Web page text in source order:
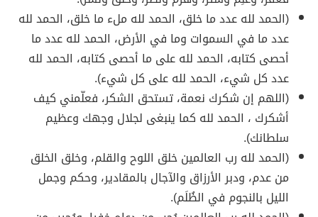
(الحمد لله عدد ما خلق، الحمد لله ملء ما خلق، الحمد لله
عدد ما في السموات وما في الأرض، الحمد لله عدد ما
أحصى كتابه، الحمد لله على ما أحصى كتابه، الحمد لله
عدد كل شيء، الحمد لله على كل شيء).
(اللهم إن شكرك نعمة، تستحق الشكر، فعلّمني كيف
أشكرك ، الحمد لله كما ينبغى لجلال وجهك وعظيم
سلطانك).
(الحمد لله رب العالمين خلق اللوح والقلم، وخلق الخلق
من عدم، ودبر الأرزاق والآجال بالمقادير، وحكم وجمل
الليل بالنجوم في الظُلَم).